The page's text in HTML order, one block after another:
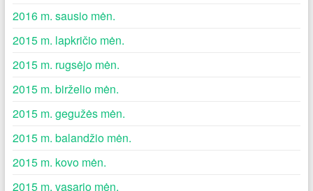
2016 m. sausio mėn.
2015 m. lapkričio mėn.
2015 m. rugsėjo mėn.
2015 m. birželio mėn.
2015 m. gegužės mėn.
2015 m. balandžio mėn.
2015 m. kovo mėn.
2015 m. vasario mėn.